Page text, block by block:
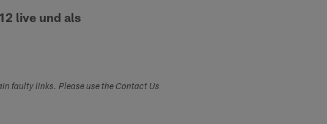
live und als
faulty links. Please use the Contact Us